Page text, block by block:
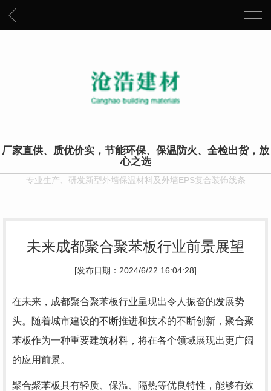
厂家直供、质优价实，节能环保、保温防火、全检出货，放
心之选
专业生产、研发新型外墙保温材料及外墙EPS复合装饰线条
未来成都聚合聚苯板行业前景展望
[发布日期：2024/6/22 16:04:28]
在未来，成都聚合聚苯板行业呈现出令人振奋的发展势
头。随着城市建设的不断推进和技术的不断创新，聚合聚
苯板作为一种重要建筑材料，将在各个领域展现出更广阔
的应用前景。
聚合聚苯板具有轻质、保温、隔热等优良特性，能够有效